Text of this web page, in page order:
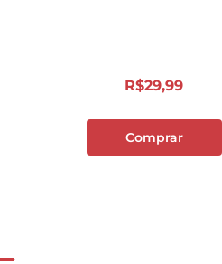
R$29,99
Comprar